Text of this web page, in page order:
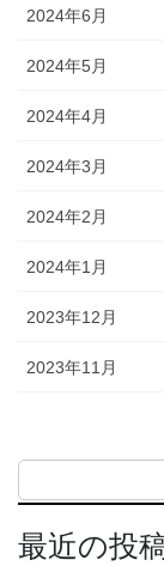
2024年6月
2024年5月
2024年4月
2024年3月
2024年2月
2024年1月
2023年12月
2023年11月
最近の投